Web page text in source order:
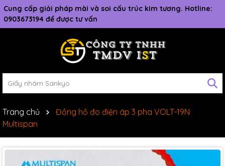
Cung cấp giải pháp mài và soi cấu trúc kim tương. Hotline:
0903673194 để được tư vấn
Trang chủ
Đồng hồ đo điện áp 3 pha VOLT-19N
Multispan